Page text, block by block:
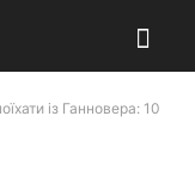
із Ганновера: 10